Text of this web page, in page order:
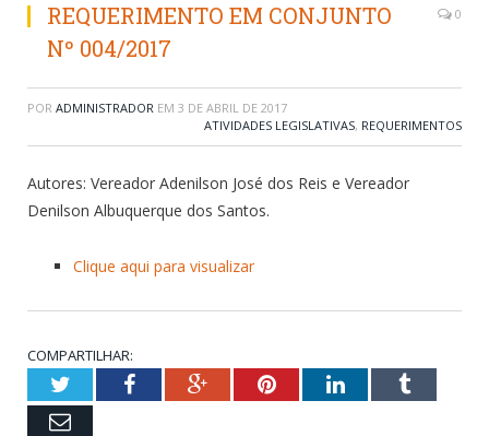
REQUERIMENTO EM CONJUNTO
Nº 004/2017
0
POR ADMINISTRADOR EM 3 DE ABRIL DE 2017
ATIVIDADES LEGISLATIVAS, REQUERIMENTOS
Autores: Vereador Adenilson José dos Reis e Vereador
Denilson Albuquerque dos Santos.
Clique aqui para visualizar
COMPARTILHAR:
TwitterFacebookGoogle+PinterestLinkedInTumblr
Email